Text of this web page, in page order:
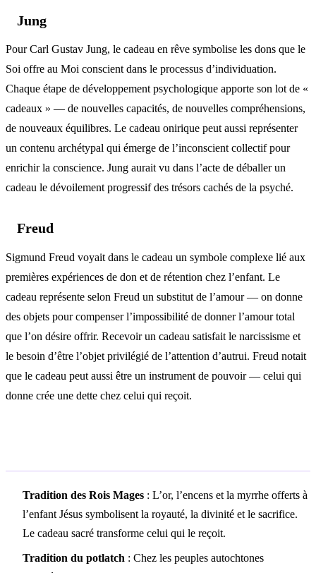
Jung
Pour Carl Gustav Jung, le cadeau en rêve symbolise les dons que le
Soi offre au Moi conscient dans le processus d’individuation.
Chaque étape de développement psychologique apporte son lot de «
cadeaux » — de nouvelles capacités, de nouvelles compréhensions,
de nouveaux équilibres. Le cadeau onirique peut aussi représenter
un contenu archétypal qui émerge de l’inconscient collectif pour
enrichir la conscience. Jung aurait vu dans l’acte de déballer un
cadeau le dévoilement progressif des trésors cachés de la psyché.
Freud
Sigmund Freud voyait dans le cadeau un symbole complexe lié aux
premières expériences de don et de rétention chez l’enfant. Le
cadeau représente selon Freud un substitut de l’amour — on donne
des objets pour compenser l’impossibilité de donner l’amour total
que l’on désire offrir. Recevoir un cadeau satisfait le narcissisme et
le besoin d’être l’objet privilégié de l’attention d’autrui. Freud notait
que le cadeau peut aussi être un instrument de pouvoir — celui qui
donne crée une dette chez celui qui reçoit.
Tradition des Rois Mages : L’or, l’encens et la myrrhe offerts à
l’enfant Jésus symbolisent la royauté, la divinité et le sacrifice.
Le cadeau sacré transforme celui qui le reçoit.
Tradition du potlatch : Chez les peuples autochtones